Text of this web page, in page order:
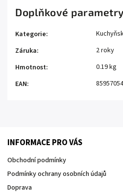
Doplňkové parametry
Kategorie:
Záruka:
2 roky
Hmotnost:
0.19 kg
EAN:
INFORMACE PRO VÁS
Obchodní podmínky
Podmínky ochrany osobních údajů
Doprava